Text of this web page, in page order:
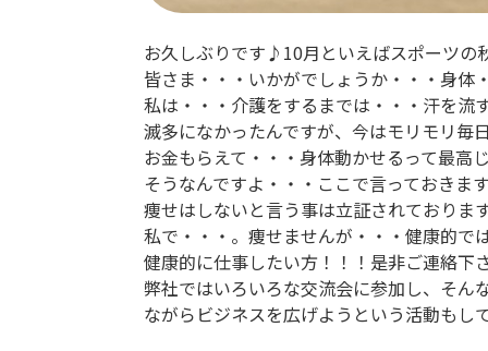
お久しぶりです♪10月といえばスポーツの
皆さま・・・いかがでしょうか・・・身体
私は・・・介護をするまでは・・・汗を流
滅多になかったんですが、今はモリモリ毎
お金もらえて・・・身体動かせるって最高
そうなんですよ・・・ここで言っておきま
痩せはしないと言う事は立証されております
私で・・・。痩せませんが・・・健康的で
健康的に仕事したい方！！！是非ご連絡
弊社ではいろいろな交流会に参加し、そん
ながらビジネスを広げようという活動もし